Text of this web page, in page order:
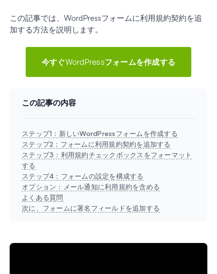
この記事では、WordPressフォームに利用規約契約を追
加する方法を説明します。
今すぐWordPressフォームを作成する
この記事の内容
ステップ1：新しいWordPressフォームを作成する
ステップ2：フォームに利用規約契約を追加する
ステップ3：利用規約チェックボックスをフォーマット
する
ステップ4：フォームの設定を構成する
オプション：メール通知に利用規約を含める
よくある質問
次に、フォームに署名フィールドを追加する